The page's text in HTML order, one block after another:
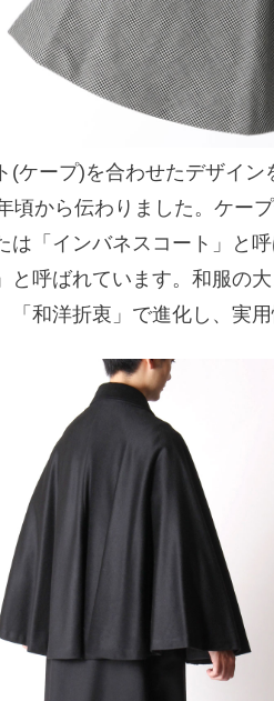
(ケープ)を合わせたデザイ
頃から伝わりました。ケー
は「インバネスコート」と
と呼ばれています。和服の
「和洋折衷」で進化し、実